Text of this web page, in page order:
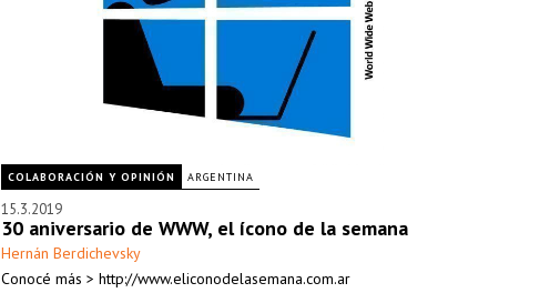
COLABORACIÓN Y OPINIÓN ARGENTINA
15.3.2019
30 aniversario de WWW, el ícono de la semana
Hernán Berdichevsky
Conocé más > http://www.eliconodelasemana.com.ar